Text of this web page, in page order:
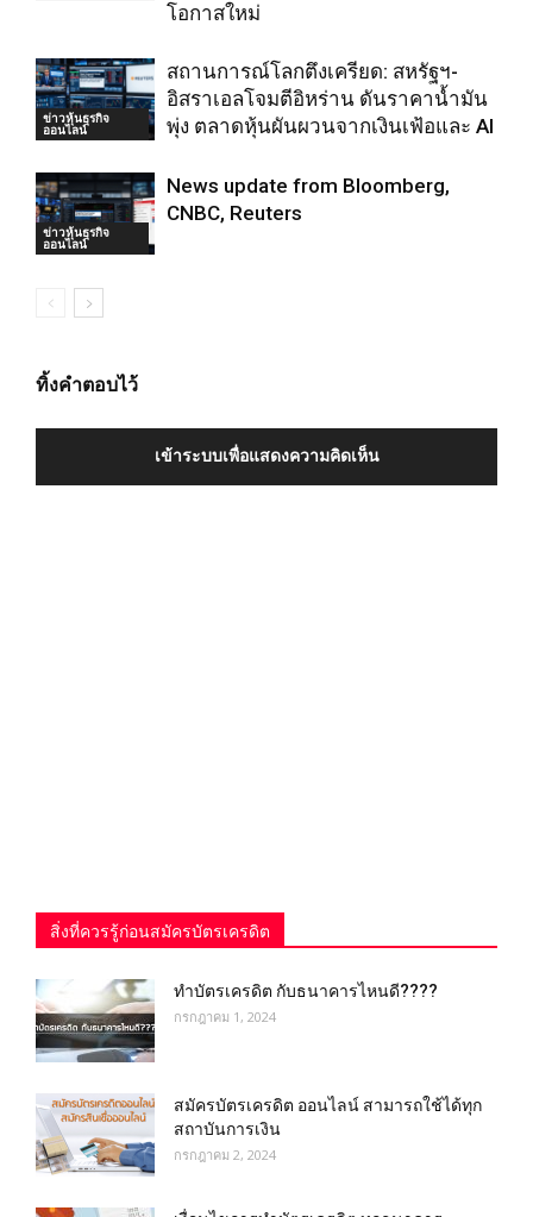
โอกาสใหม่
ข่าวหุ้นธุรกิจ
ออนไลน์
สถานการณ์โลกตึงเครียด: สหรัฐฯ-
อิสราเอลโจมตีอิหร่าน ดันราคาน้ำมัน
พุ่ง ตลาดหุ้นผันผวนจากเงินเฟ้อและ AI
ข่าวหุ้นธุรกิจ
ออนไลน์
News update from Bloomberg,
CNBC, Reuters
ทิ้งคำตอบไว้
เข้าระบบเพื่อแสดงความคิดเห็น
สิ่งที่ควรรู้ก่อนสมัครบัตรเครดิต
ทำบัตรเครดิต กับธนาคารไหนดี????
กรกฎาคม 1, 2024
สมัครบัตรเครดิต ออนไลน์ สามารถใช้ได้ทุก
สถาบันการเงิน
กรกฎาคม 2, 2024